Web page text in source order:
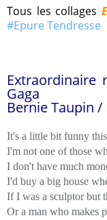
Tous les collages
#Epure Tendresse
Extraordinaire
Gaga
Bernie Taupin /
It's a little bit funny
I'm not one of those
I don't have much
I'd buy a big house
If I was a sculptor but
Or a man who makes